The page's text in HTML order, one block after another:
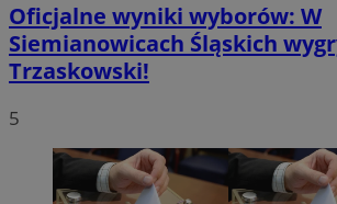
Oficjalne wyniki wyborów: W
Siemianowicach Śląskich
Trzaskowski!
5